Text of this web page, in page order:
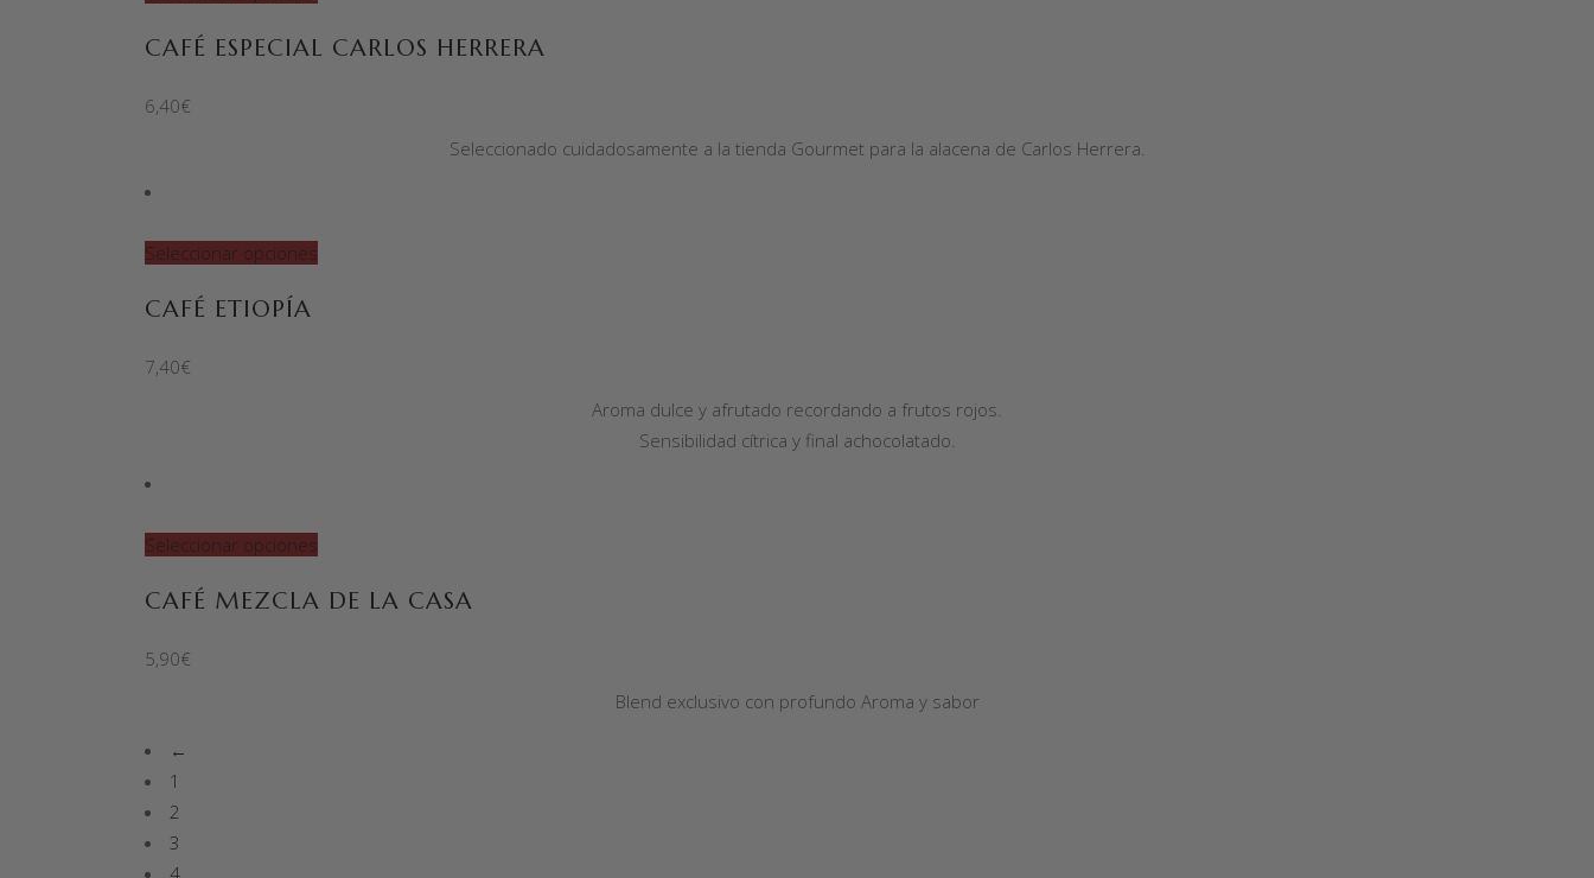
CAFÉ ESPECIAL CARLOS HERRERA
6,40€
Seleccionado cuidadosamente a la tienda Gourmet para la alacena de Carlos Herrera.
Seleccionar opciones
CAFÉ ETIOPÍA
7,40€
Aroma dulce y afrutado recordando a frutos rojos.
Sensibilidad cítrica y final achocolatado.
Seleccionar opciones
CAFÉ MEZCLA DE LA CASA
5,90€
Blend exclusivo con profundo Aroma y sabor
←
1
2
3
4